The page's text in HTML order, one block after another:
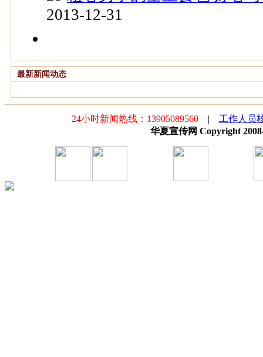
2013-12-31
最新新闻动态
24小时新闻热线：13905089560| 工作人员
华夏宣传网 Copyright